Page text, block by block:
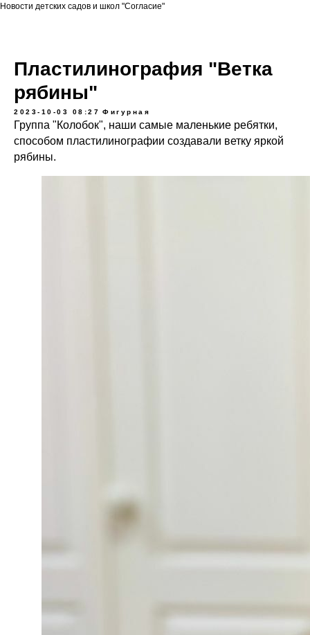
Новости детских садов и школ "Согласие"
Пластилинография "Ветка
рябины"
2023-10-03 08:27 Фигурная
Группа "Колобок", наши самые маленькие ребятки,
способом пластилинографии создавали ветку яркой
рябины.